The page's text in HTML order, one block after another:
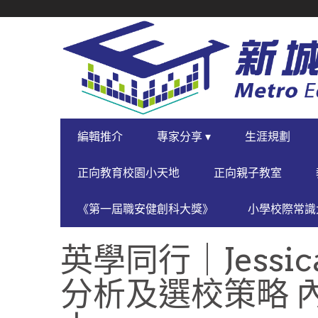
NAVIGATION
PRIMARY
NAVIGATION
編輯推介 專家分享 ▾ 生涯規劃
正向教育校園小天地 正向親子教室
《第一屆職安健創科大獎》 小學校際常
英學同行｜
分析及選校策略